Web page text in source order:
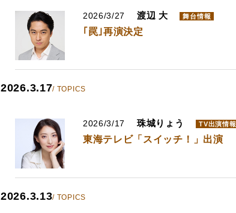
2026/3/27 渡辺 大 舞台情報
｢罠｣再演決定
2026.3.17/ TOPICS
2026/3/17 珠城りょう TV出演情報
東海テレビ「スイッチ！」出演
2026.3.13/ TOPICS